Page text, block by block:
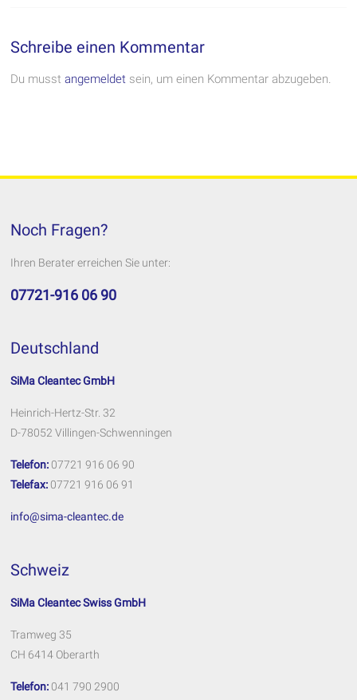
Schreibe einen Kommentar
Du musstangemeldet sein, um einen Kommentar abzugeben.
Noch Fragen?
Ihren Berater erreichen Sie unter:
07721-916 06 90
Deutschland
SiMa Cleantec GmbH
Heinrich-Hertz-Str. 32
D-78052 Villingen-Schwenningen
Telefon: 07721 916 06 90
Telefax: 07721 916 06 91
info@sima-cleantec.de
Schweiz
SiMa Cleantec Swiss GmbH
Tramweg 35
CH 6414 Oberarth
Telefon: 041 790 2900